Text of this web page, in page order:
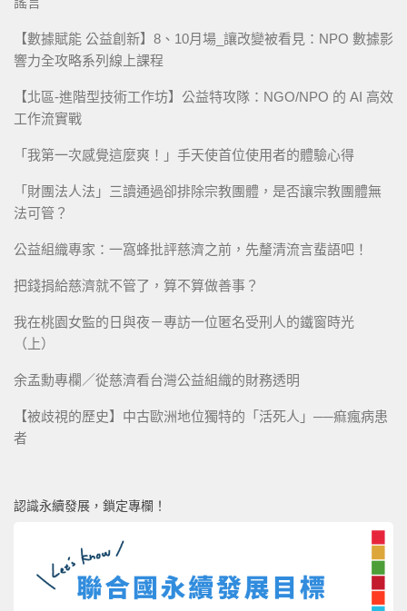
【數據賦能 公益創新】8、10月場_讓改變被看見：NPO 數據影
響力全攻略系列線上課程
【北區-進階型技術工作坊】公益特攻隊：NGO/NPO 的 AI 高效
工作流實戰
「我第一次感覺這麼爽！」手天使首位使用者的體驗心得
「財團法人法」三讀通過卻排除宗教團體，是否讓宗教團體無
法可管？
公益組織專家：一窩蜂批評慈濟之前，先釐清流言蜚語吧！
把錢捐給慈濟就不管了，算不算做善事？
我在桃園女監的日與夜－專訪一位匿名受刑人的鐵窗時光
（上）
余孟勳專欄／從慈濟看台灣公益組織的財務透明
【被歧視的歷史】中古歐洲地位獨特的「活死人」──痲瘋病患
者
認識永續發展，鎖定專欄！